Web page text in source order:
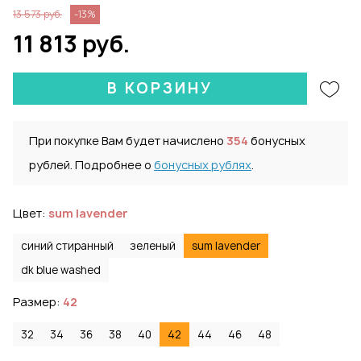
13 573 руб. -13%
11 813 руб.
В КОРЗИНУ
При покупке Вам будет начислено 354 бонусных
рублей. Подробнее о бонусных рублях.
Цвет: sum lavender
синий стиранный зеленый
sum lavender
dk blue washed
Размер: 42
32 34 36 38 40 42 44 46 48